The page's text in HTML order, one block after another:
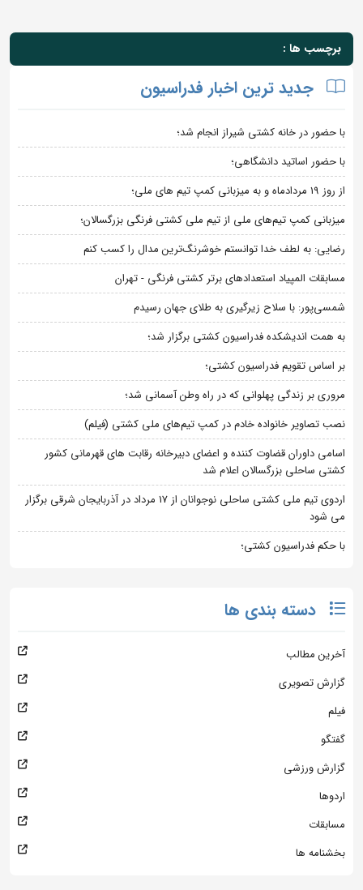
برچسب ها :
جدید ترین اخبار فدراسیون
با حضور در خانه کشتی شیراز انجام شد؛
با حضور اساتید دانشگاهی؛
از روز 19 مردادماه و به میزبانی کمپ تیم های ملی؛
میزبانی کمپ تیم‌های ملی از تیم ملی کشتی فرنگی بزرگسالان؛
رضایی: به لطف خدا توانستم خوشرنگ‌ترین مدال را کسب کنم
مسابقات المپیاد استعدادهای برتر کشتی فرنگی - تهران
شمسی‌پور: با سلاح زیرگیری به طلای جهان رسیدم
به همت اندیشکده فدراسیون کشتی برگزار شد؛
بر اساس تقویم فدراسیون کشتی؛
مروری بر زندگی پهلوانی که در راه وطن آسمانی شد؛
نصب تصاویر خانواده خادم در کمپ تیم‌های ملی کشتی (فیلم)
اسامی داوران قضاوت کننده و اعضای دبیرخانه رقابت های قهرمانی کشور
کشتی ساحلی بزرگسالان اعلام شد
اردوی تیم ملی کشتی ساحلی نوجوانان از 17 مرداد در آذربایجان شرقی برگزار
می شود
با حکم فدراسیون کشتی؛
دسته بندی ها
آخرین مطالب
گزارش تصویری
فیلم
گفتگو
گزارش ورزشی
اردوها
مسابقات
بخشنامه ها